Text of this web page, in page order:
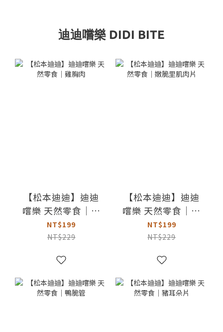
迪迪嚐樂 DIDI BITE
【松本迪迪】迪迪
嚐樂 天然零食｜雞
胸肉
NT$199
NT$229
【松本迪迪】迪迪
嚐樂 天然零食｜嫩
脆里肌肉片
NT$199
NT$229